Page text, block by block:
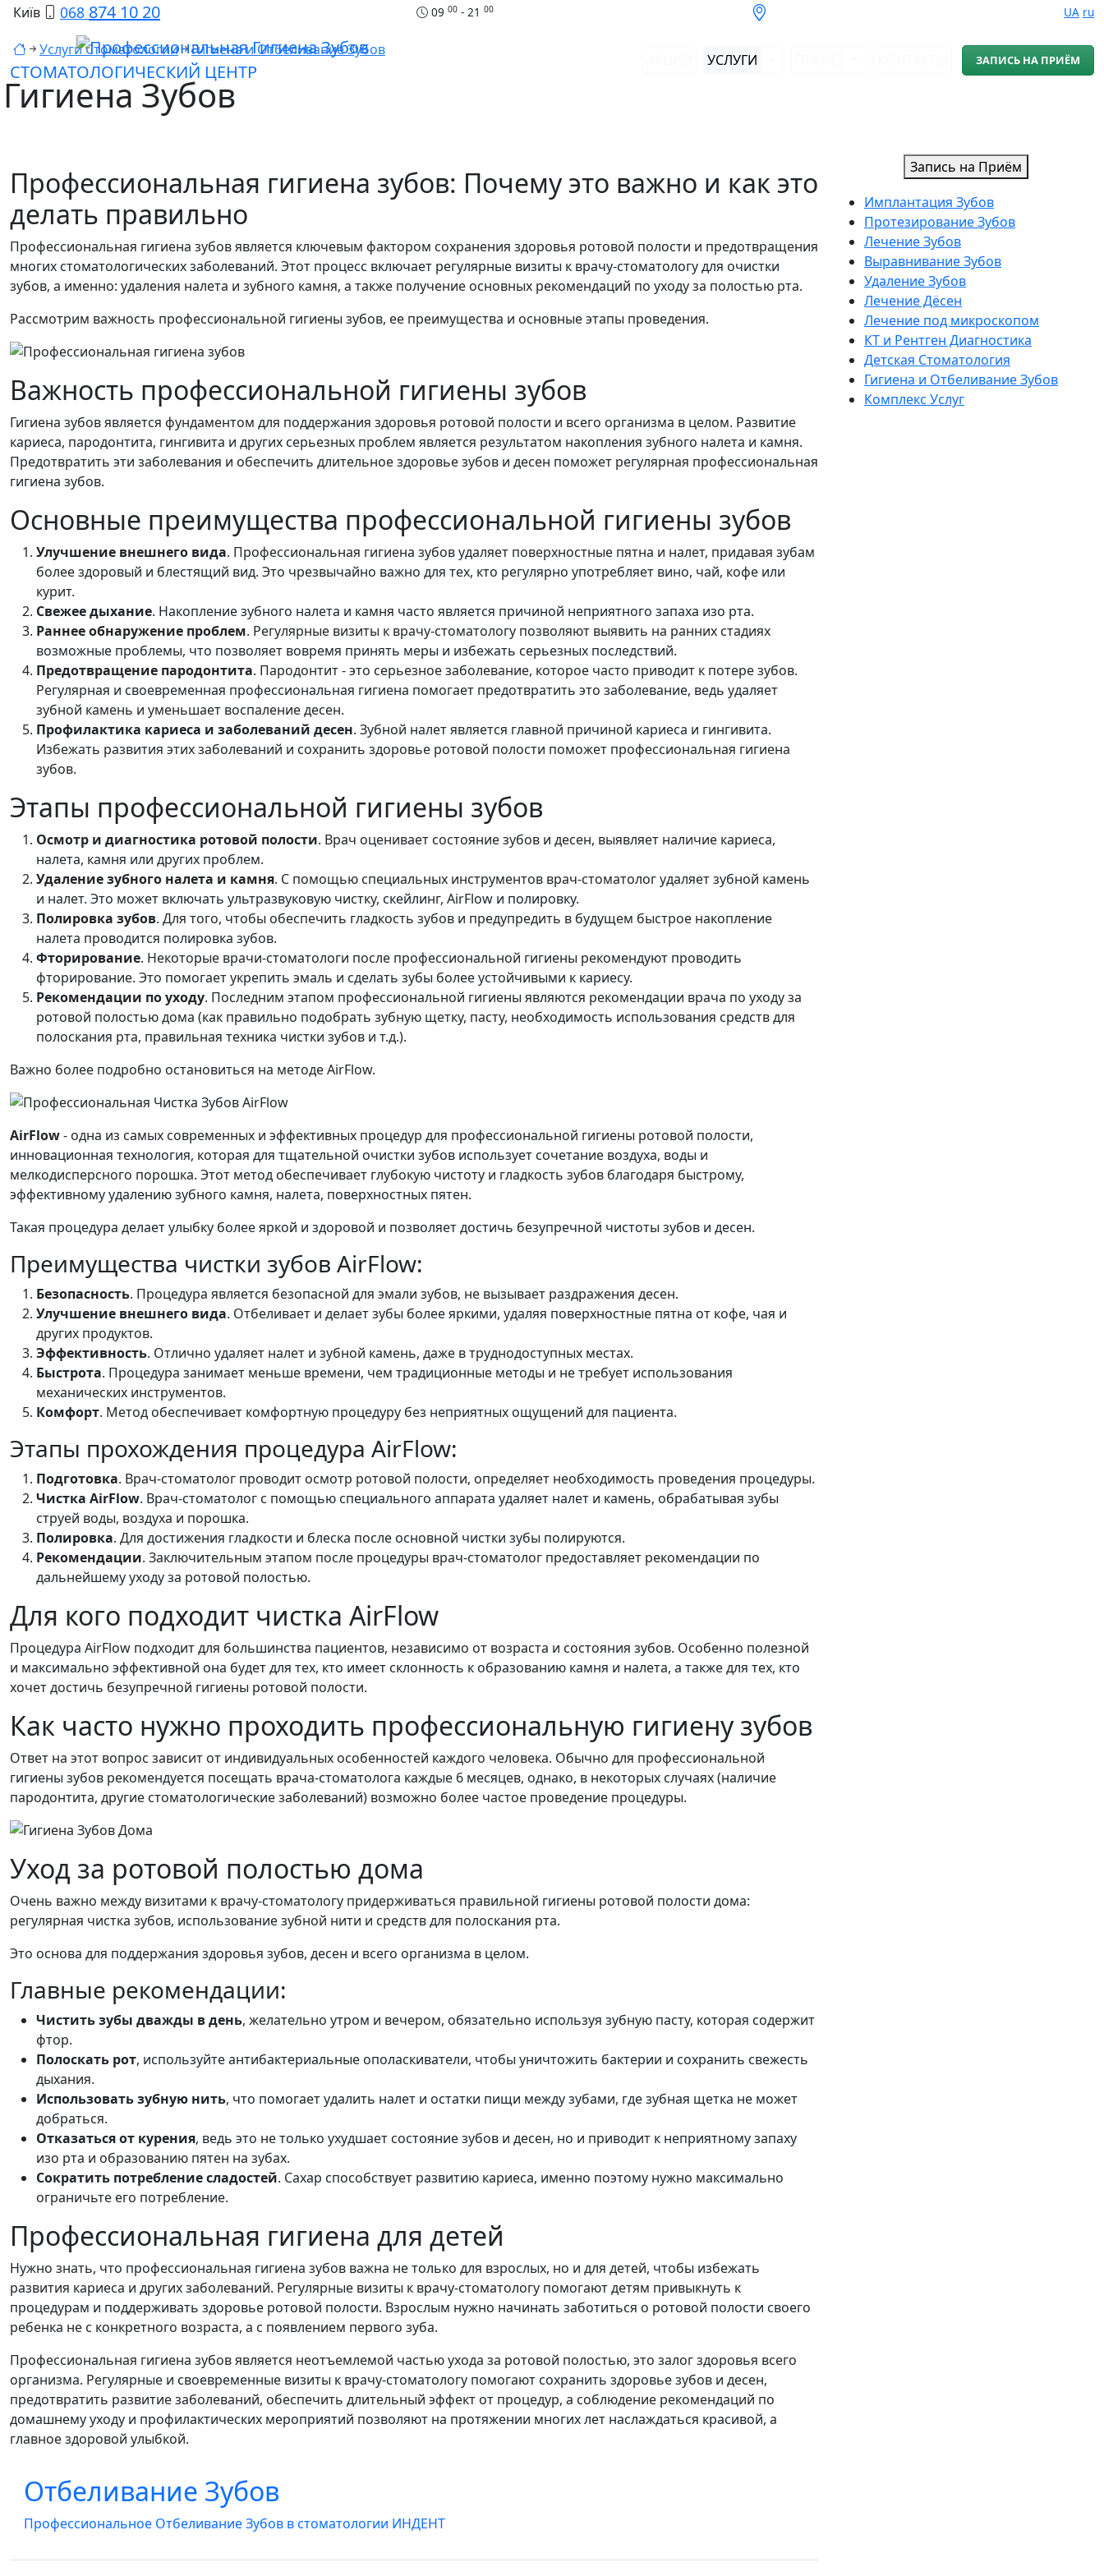
Київ 068 874 10 20 0900 - 2100 UA ru
СТОМАТОЛОГИЧЕСКИЙ ЦЕНТР
УСЛУГИ ЗАПИСЬ НА ПРИЁМ
Услуги Стоматологии Гигиена и Отбеливание Зубов
Гигиена Зубов
Профессиональная гигиена зубов: Почему это важно и как это
делать правильно
Профессиональная гигиена зубов является ключевым фактором сохранения здоровья ротовой полости и предотвращения
многих стоматологических заболеваний. Этот процесс включает регулярные визиты к врачу-стоматологу для очистки
зубов, а именно: удаления налета и зубного камня, а также получение основных рекомендаций по уходу за полостью рта.
Рассмотрим важность профессиональной гигиены зубов, ее преимущества и основные этапы проведения.
Важность профессиональной гигиены зубов
Гигиена зубов является фундаментом для поддержания здоровья ротовой полости и всего организма в целом. Развитие
кариеса, пародонтита, гингивита и других серьезных проблем является результатом накопления зубного налета и камня.
Предотвратить эти заболевания и обеспечить длительное здоровье зубов и десен поможет регулярная профессиональная
гигиена зубов.
Основные преимущества профессиональной гигиены зубов
Улучшение внешнего вида. Профессиональная гигиена зубов удаляет поверхностные пятна и налет, придавая зубам
более здоровый и блестящий вид. Это чрезвычайно важно для тех, кто регулярно употребляет вино, чай, кофе или
курит.
Свежее дыхание. Накопление зубного налета и камня часто является причиной неприятного запаха изо рта.
Раннее обнаружение проблем. Регулярные визиты к врачу-стоматологу позволяют выявить на ранних стадиях
возможные проблемы, что позволяет вовремя принять меры и избежать серьезных последствий.
Предотвращение пародонтита. Пародонтит - это серьезное заболевание, которое часто приводит к потере зубов.
Регулярная и своевременная профессиональная гигиена помогает предотвратить это заболевание, ведь удаляет
зубной камень и уменьшает воспаление десен.
Профилактика кариеса и заболеваний десен. Зубной налет является главной причиной кариеса и гингивита.
Избежать развития этих заболеваний и сохранить здоровье ротовой полости поможет профессиональная гигиена
зубов.
Этапы профессиональной гигиены зубов
Осмотр и диагностика ротовой полости. Врач оценивает состояние зубов и десен, выявляет наличие кариеса,
налета, камня или других проблем.
Удаление зубного налета и камня. С помощью специальных инструментов врач-стоматолог удаляет зубной камень
и налет. Это может включать ультразвуковую чистку, скейлинг, AirFlow и полировку.
Полировка зубов. Для того, чтобы обеспечить гладкость зубов и предупредить в будущем быстрое накопление
налета проводится полировка зубов.
Фторирование. Некоторые врачи-стоматологи после профессиональной гигиены рекомендуют проводить
фторирование. Это помогает укрепить эмаль и сделать зубы более устойчивыми к кариесу.
Рекомендации по уходу. Последним этапом профессиональной гигиены являются рекомендации врача по уходу за
ротовой полостью дома (как правильно подобрать зубную щетку, пасту, необходимость использования средств для
полоскания рта, правильная техника чистки зубов и т.д.).
Важно более подробно остановиться на методе AirFlow.
AirFlow- одна из самых современных и эффективных процедур для профессиональной гигиены ротовой полости,
инновационная технология, которая для тщательной очистки зубов использует сочетание воздуха, воды и
мелкодисперсного порошка. Этот метод обеспечивает глубокую чистоту и гладкость зубов благодаря быстрому,
эффективному удалению зубного камня, налета, поверхностных пятен.
Такая процедура делает улыбку более яркой и здоровой и позволяет достичь безупречной чистоты зубов и десен.
Преимущества чистки зубов AirFlow:
Безопасность. Процедура является безопасной для эмали зубов, не вызывает раздражения десен.
Улучшение внешнего вида. Отбеливает и делает зубы более яркими, удаляя поверхностные пятна от кофе, чая и
других продуктов.
Эффективность. Отлично удаляет налет и зубной камень, даже в труднодоступных местах.
Быстрота. Процедура занимает меньше времени, чем традиционные методы и не требует использования
механических инструментов.
Комфорт. Метод обеспечивает комфортную процедуру без неприятных ощущений для пациента.
Этапы прохождения процедура AirFlow:
Подготовка. Врач-стоматолог проводит осмотр ротовой полости, определяет необходимость проведения процедуры.
Чистка AirFlow. Врач-стоматолог с помощью специального аппарата удаляет налет и камень, обрабатывая зубы
струей воды, воздуха и порошка.
Полировка. Для достижения гладкости и блеска после основной чистки зубы полируются.
Рекомендации. Заключительным этапом после процедуры врач-стоматолог предоставляет рекомендации по
дальнейшему уходу за ротовой полостью.
Для кого подходит чистка AirFlow
Процедура AirFlow подходит для большинства пациентов, независимо от возраста и состояния зубов. Особенно полезной
и максимально эффективной она будет для тех, кто имеет склонность к образованию камня и налета, а также для тех, кто
хочет достичь безупречной гигиены ротовой полости.
Как часто нужно проходить профессиональную гигиену зубов
Ответ на этот вопрос зависит от индивидуальных особенностей каждого человека. Обычно для профессиональной
гигиены зубов рекомендуется посещать врача-стоматолога каждые 6 месяцев, однако, в некоторых случаях (наличие
пародонтита, другие стоматологические заболеваний) возможно более частое проведение процедуры.
Уход за ротовой полостью дома
Очень важно между визитами к врачу-стоматологу придерживаться правильной гигиены ротовой полости дома:
регулярная чистка зубов, использование зубной нити и средств для полоскания рта.
Это основа для поддержания здоровья зубов, десен и всего организма в целом.
Главные рекомендации:
Чистить зубы дважды в день, желательно утром и вечером, обязательно используя зубную пасту, которая содержит
фтор.
Полоскать рот, используйте антибактериальные ополаскиватели, чтобы уничтожить бактерии и сохранить свежесть
дыхания.
Использовать зубную нить, что помогает удалить налет и остатки пищи между зубами, где зубная щетка не может
добраться.
Отказаться от курения, ведь это не только ухудшает состояние зубов и десен, но и приводит к неприятному запаху
изо рта и образованию пятен на зубах.
Сократить потребление сладостей. Сахар способствует развитию кариеса, именно поэтому нужно максимально
ограничьте его потребление.
Профессиональная гигиена для детей
Нужно знать, что профессиональная гигиена зубов важна не только для взрослых, но и для детей, чтобы избежать
развития кариеса и других заболеваний. Регулярные визиты к врачу-стоматологу помогают детям привыкнуть к
процедурам и поддерживать здоровье ротовой полости. Взрослым нужно начинать заботиться о ротовой полости своего
ребенка не с конкретного возраста, а с появлением первого зуба.
Профессиональная гигиена зубов является неотъемлемой частью ухода за ротовой полостью, это залог здоровья всего
организма. Регулярные и своевременные визиты к врачу-стоматологу помогают сохранить здоровье зубов и десен,
предотвратить развитие заболеваний, обеспечить длительный эффект от процедур, а соблюдение рекомендаций по
домашнему уходу и профилактических мероприятий позволяют на протяжении многих лет наслаждаться красивой, а
главное здоровой улыбкой.
Отбеливание Зубов
Профессиональное Отбеливание Зубов в стоматологии ИНДЕНТ
Запись на Приём
Имплантация Зубов
Протезирование Зубов
Лечение Зубов
Выравнивание Зубов
Удаление Зубов
Лечение Дёсен
Лечение под микроскопом
КТ и Рентген Диагностика
Детская Стоматология
Гигиена и Отбеливание Зубов
Комплекс Услуг
Стоматологии ІнДент